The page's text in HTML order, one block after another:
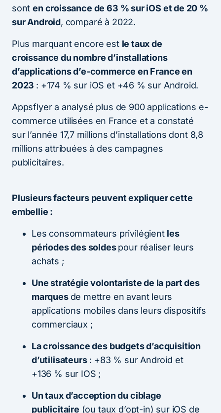
sonten croissance de 63 % sur iOS et de 20 %
sur Android, comparé à 2022.
Plus marquant encore est le taux de
croissance du nombre d’installations
d’applications d’e-commerce en France en
2023 : +174 % sur iOS et +46 % sur Android.
Appsflyer a analysé plus de 900 applications e-
commerce utilisées en France et a constaté
sur l’année 17,7 millions d’installations dont 8,8
millions attribuées à des campagnes
publicitaires.
Plusieurs facteurs peuvent expliquer cette
embellie :
Les consommateurs privilégient les
périodes des soldespour réaliser leurs
achats ;
Une stratégie volontariste de la part des
marques de mettre en avant leurs
applications mobiles dans leurs dispositifs
commerciaux ;
La croissance des budgets d’acquisition
d’utilisateurs: +83 % sur Android et
+136 % sur IOS ;
Un taux d’acception du ciblage
publicitaire (ou taux d’opt-in) sur iOS de